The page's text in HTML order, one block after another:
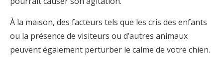
À la maison, des facteurs tels que les cris des enfants
ou la présence de visiteurs ou d’autres animaux
peuvent également perturber le calme de votre chien.